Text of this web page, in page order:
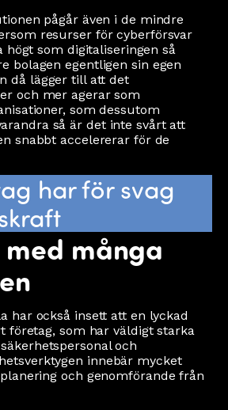
pågår även i de mindre
resurser för cyberförsvar
högt som digitaliseringen så
bolagen egentligen sin egen
då lägger till att det
och mer agerar som
som dessutom
så är det inte svårt att
snabbt accelererar för de
har för svag
många
har också insett att en lyckad
företag, som har väldigt starka
och
innebär mycket
och genomförande från